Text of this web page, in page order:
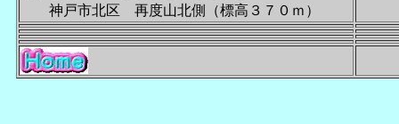
神戸市北区 再度山北側（標高３７０ｍ）